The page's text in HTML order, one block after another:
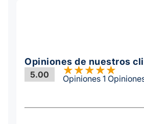
Opiniones de nuestros
5.00 Opiniones 1